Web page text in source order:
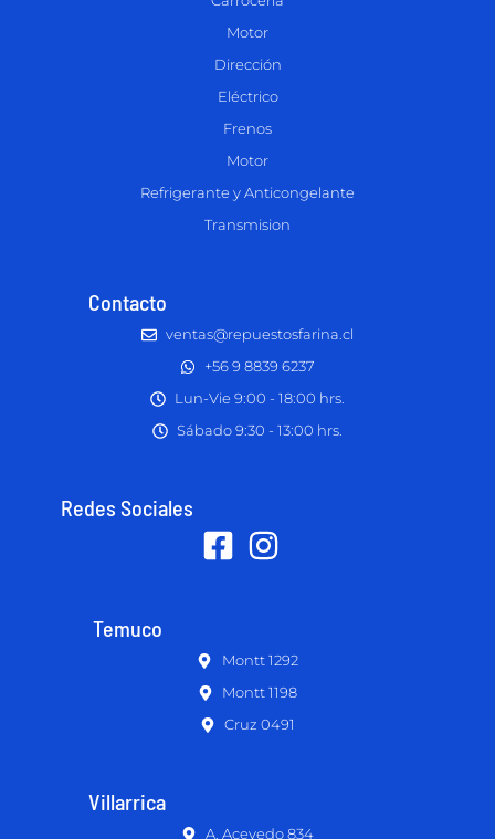
Motor
Dirección
Eléctrico
Frenos
Motor
Refrigerante y Anticongelante
Transmision
Contacto
ventas@repuestosfarina.cl
+56 9 8839 6237
Lun-Vie 9:00 - 18:00 hrs.
Sábado 9:30 - 13:00 hrs.
Redes Sociales
Temuco
Montt 1292
Montt 1198
Cruz 0491
Villarrica
A. Acevedo 834